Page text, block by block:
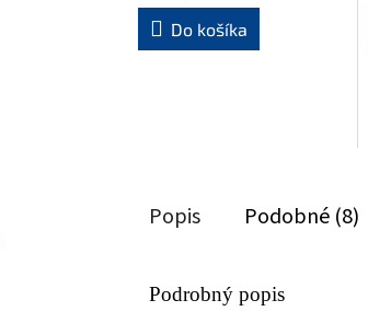
Do košíka
Popis Podobné (8)
Podrobný popis